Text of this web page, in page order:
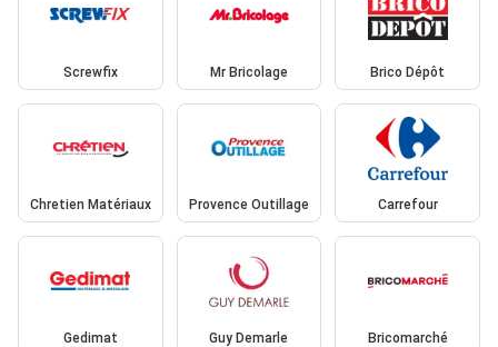
Screwfix Mr Bricolage Brico Dépôt
Chretien Matériaux Provence Outillage Carrefour
Gedimat Guy Demarle Bricomarché